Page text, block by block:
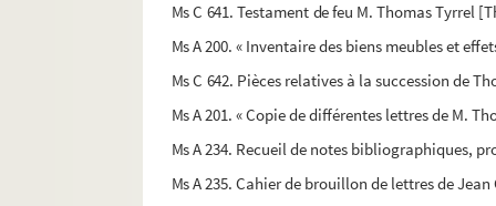
Ms C 641. Testament de feu M. Thomas Tyrrel
Ms A 200. « Inventaire des biens meubles et
Ms C 642. Pièces relatives à la succession de
Ms A 201. « Copie de différentes lettres de M.
Ms A 234. Recueil de notes bibliographiques,
Ms A 235. Cahier de brouillon de lettres de